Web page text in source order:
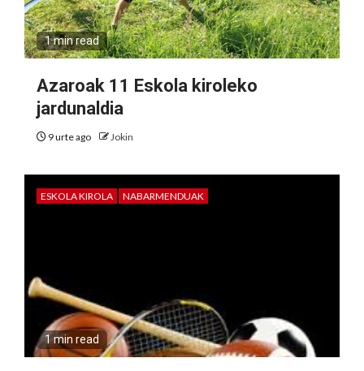
1 min read
Azaroak 11 Eskola kiroleko
jardunaldia
9 urte ago Jokin
ESKOLA KIROLA NABARMENDUAK
1 min read